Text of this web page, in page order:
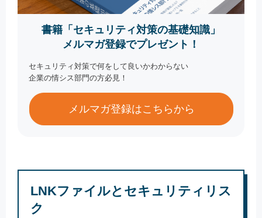
書籍「セキュリティ対策の基礎知識」
メルマガ登録でプレゼント！
セキュリティ対策で何をして良いかわからない
企業の情シス部門の方必見！
メルマガ登録はこちらから
LNKファイルとセキュリティリス
ク